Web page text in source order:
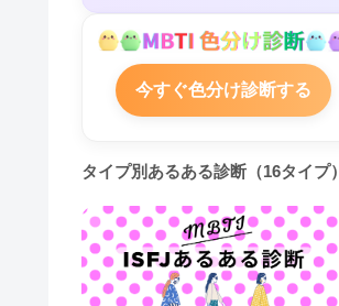
今すぐ色分け診断する
タイプ別あるある診断（16タイプ）